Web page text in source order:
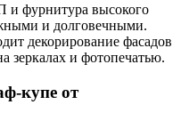
и фурнитура высокого
и долговечными.
декорирование фасадов
зеркалах и фотопечатью.
купе от